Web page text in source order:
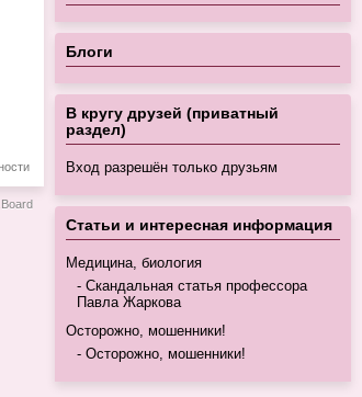
Блоги
В кругу друзей (приватный
раздел)
Вход разрешён только друзьям
Статьи и интересная информация
Медицина, биология
Скандальная статья профессора
Павла Жаркова
Осторожно, мошенники!
Осторожно, мошенники!